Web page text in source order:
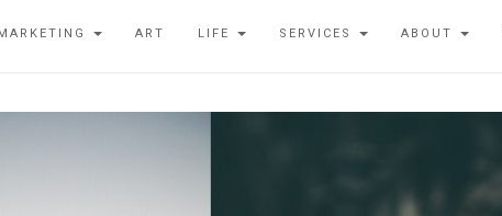
ART LIFE SERVICES ABOUT